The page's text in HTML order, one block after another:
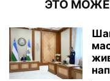
ЭТО